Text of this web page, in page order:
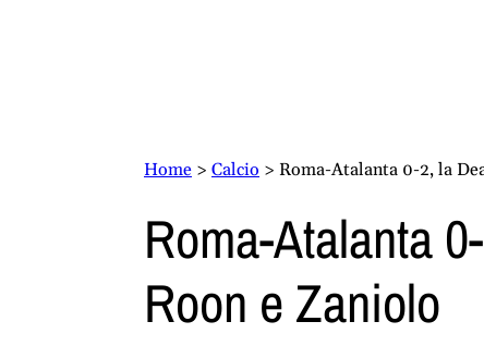
Home > Calcio > Roma-Atalanta 0-2, la
Roma-Atalanta
Roon e Zaniolo